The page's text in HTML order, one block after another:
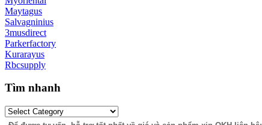
Maytagus
Salvagninius
3musdirect
Parkerfactory
Kurarayus
Rbcsupply
Tìm nhanh